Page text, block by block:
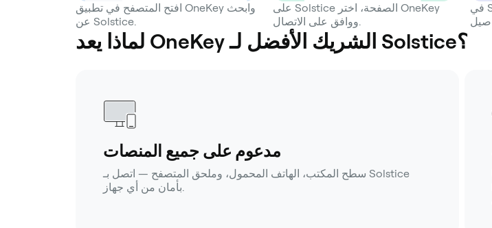
افتح المتصفح في تطبيق OneKey وابحث
عن Solstice.
على Solstice الصفحة، اختر OneKey
في Solstice، اختر إجراءً وأدخل
لماذا يعد OneKey الشريك الأفضل لـ Solstice؟
مدعوم على جميع المنصات
سطح المكتب، الهاتف المحمول، وملحق المتصفح — اتصل بـ Solstice